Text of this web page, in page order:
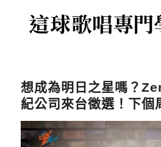
想成為明日之星嗎？
紀公司來台徵選！下個